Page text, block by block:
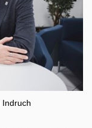
Indruch